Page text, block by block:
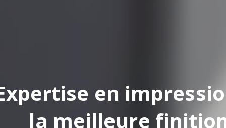
en
la meilleure finition